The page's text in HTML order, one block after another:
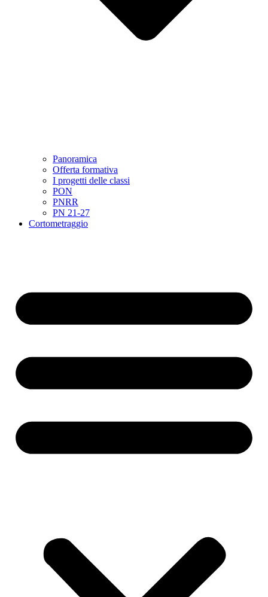
Panoramica
Offerta formativa
I progetti delle classi
PON
PNRR
PN 21-27
Cortometraggio